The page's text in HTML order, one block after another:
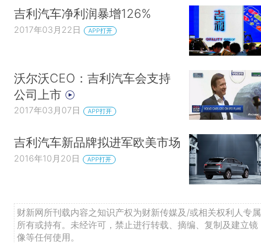
吉利汽车净利润暴增126%
2017年03月22日 APP打开
沃尔沃CEO：吉利汽车会支持
公司上市
2017年03月07日 APP打开
吉利汽车新品牌拟进军欧美市场
2016年10月20日 APP打开
财新网所刊载内容之知识产权为财新传媒及/或相关权利人专属
所有或持有。未经许可，禁止进行转载、摘编、复制及建立镜
像等任何使用。